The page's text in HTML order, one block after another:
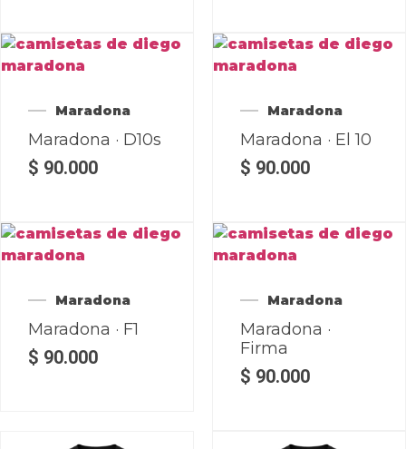
Maradona
Maradona · D10s
$ 90.000
Maradona
Maradona · El 10
$ 90.000
Maradona
Maradona · F1
$ 90.000
Maradona
Maradona ·
Firma
$ 90.000